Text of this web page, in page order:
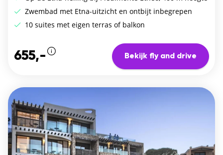
Zwembad met Etna-uitzicht en ontbijt inbegrepen
10 suites met eigen terras of balkon
655,- Bekijk fly and drive